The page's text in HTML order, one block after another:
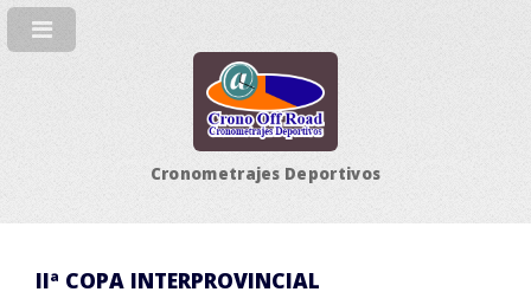
Cronometrajes Deportivos
IIª COPA INTERPROVINCIAL